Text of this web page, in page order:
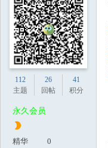
112
主题
26
回帖
41
积分
永久会员
精华
0